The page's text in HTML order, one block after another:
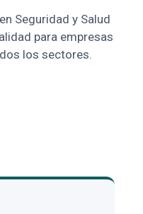
Seguridad y Salud
para empresas
los sectores.